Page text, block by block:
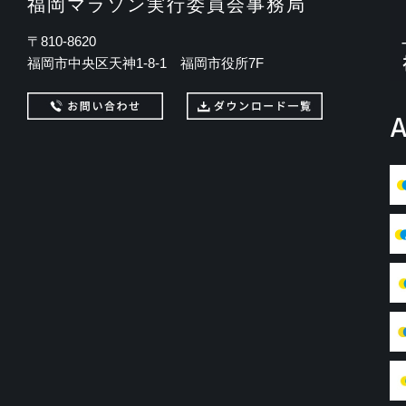
福岡マラソン実行委員会事務局
〒810-8620
福岡市中央区天神1-8-1 福岡市役所7F